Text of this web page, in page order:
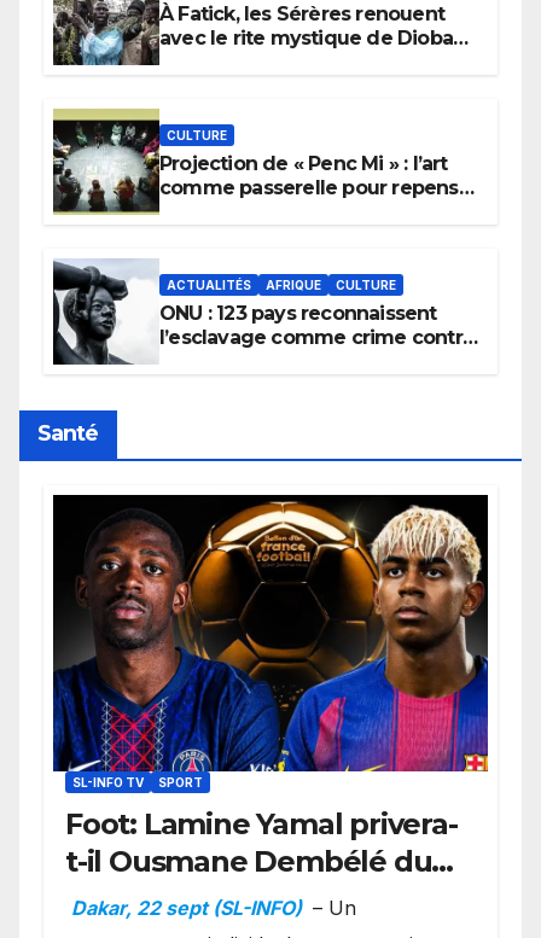
À Fatick, les Sérères renouent
avec le rite mystique de Diobaye
CULTURE
Projection de « Penc Mi » : l’art
comme passerelle pour repenser
ACTUALITÉS AFRIQUE CULTURE
ONU : 123 pays reconnaissent
l’esclavage comme crime contre
Santé
SL-INFO TV SPORT
Foot: Lamine Yamal privera-
t-il Ousmane Dembélé du
Ballon d’or ?
Dakar, 22 sept (SL-INFO) – Un